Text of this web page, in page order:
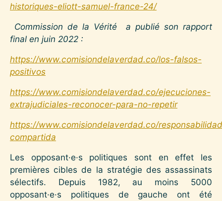
historiques-eliott-samuel-france-24/
Commission de la Vérité a publié son rapport
final en juin 2022 :
https://www.comisiondelaverdad.co/los-falsos-
positivos
https://www.comisiondelaverdad.co/ejecuciones-
extrajudiciales-reconocer-para-no-repetir
https://www.comisiondelaverdad.co/
compartida
Les opposant·e·s politiques sont en effet les
premières cibles de la stratégie des assassinats
sélectifs. Depuis 1982, au moins 5000
opposant·e·s politiques de gauche ont été